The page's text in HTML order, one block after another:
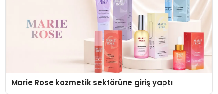
Marie Rose kozmetik sektörüne giriş yaptı